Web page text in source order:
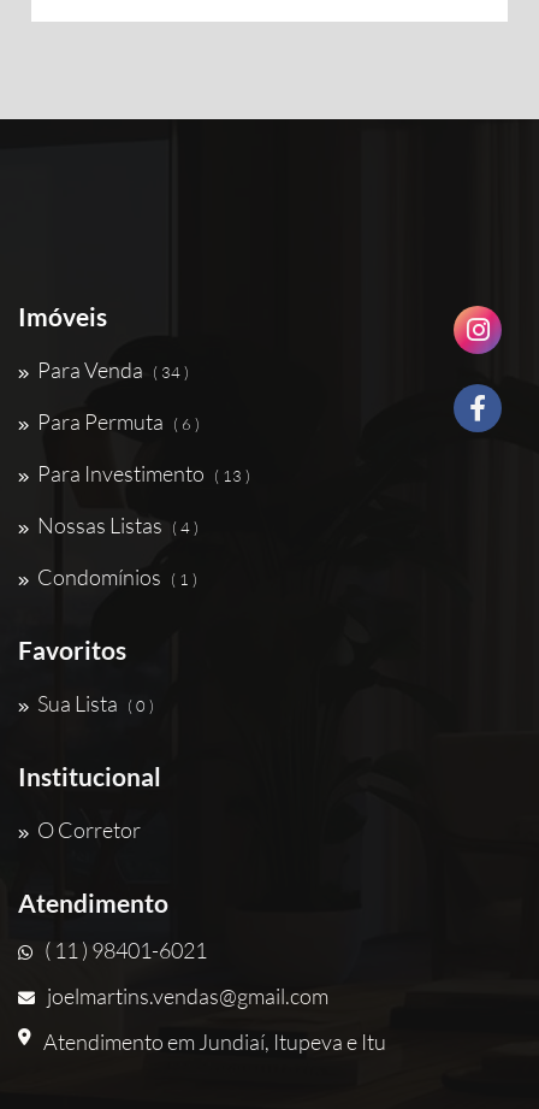
Imóveis
Para Venda ( 34 )
Para Permuta ( 6 )
Para Investimento ( 13 )
Nossas Listas ( 4 )
Condomínios ( 1 )
Favoritos
Sua Lista ( 0 )
Institucional
O Corretor
Atendimento
( 11 ) 98401-6021
joelmartins.vendas@gmail.com
Atendimento em Jundiaí, Itupeva e Itu